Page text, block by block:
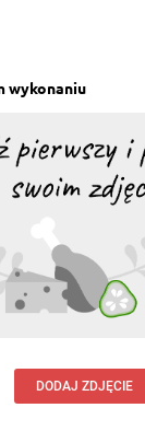
wykonaniu
DODAJ ZDJĘCIE